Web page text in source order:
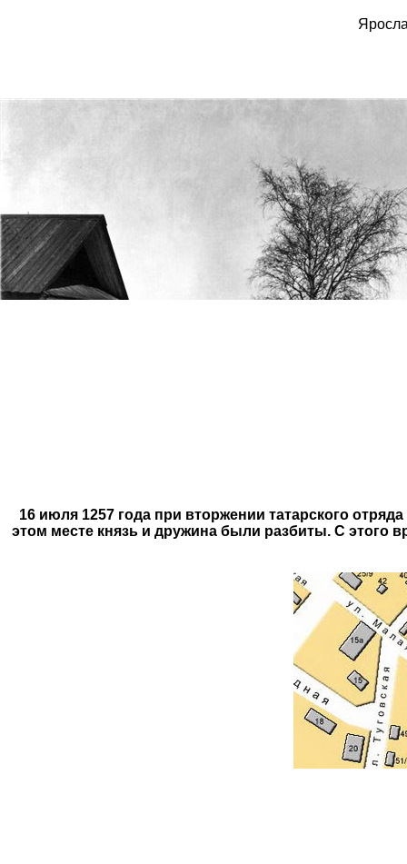
16 июля 1257 года при вторжении татарского
этом месте князь и дружина были разбиты. С этого